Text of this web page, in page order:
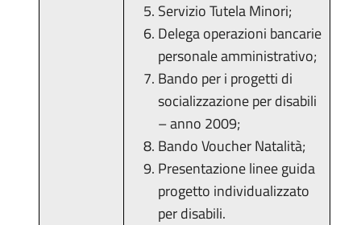
Servizio Tutela Minori;
Delega operazioni bancarie
personale amministrativo;
Bando per i progetti di
socializzazione per disabili
– anno 2009;
Bando Voucher Natalità;
Presentazione linee guida
progetto individualizzato
per disabili.